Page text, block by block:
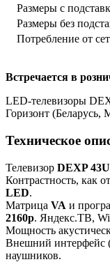
Размеры с
Размеры без
Потребление от
Встречается в
LED-телевизоры
Горизонт (Беларусь,
Техническое
Телевизор DEXP
Контрастность, как
LED.
Матрица VA и
2160p. Яндекс.ТВ,
Мощность
Внешний интерфейс
наушников.